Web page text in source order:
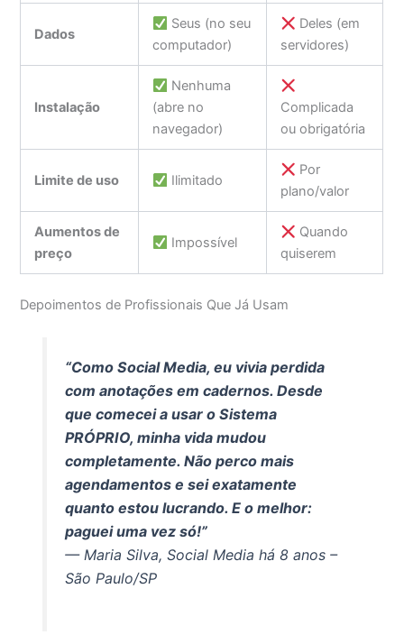
Dados
Seus (no seu
computador)
Deles (em
servidores)
Instalação
Nenhuma
(abre no
navegador)
Complicada
ou obrigatória
Limite de uso Ilimitado
Por
plano/valor
Aumentos de
preço
Impossível
Quando
quiserem
Depoimentos de Profissionais Que Já Usam
“Como Social Media, eu vivia perdida
com anotações em cadernos. Desde
que comecei a usar o Sistema
PRÓPRIO, minha vida mudou
completamente. Não perco mais
agendamentos e sei exatamente
quanto estou lucrando. E o melhor:
paguei uma vez só!”
— Maria Silva, Social Media há 8 anos –
São Paulo/SP